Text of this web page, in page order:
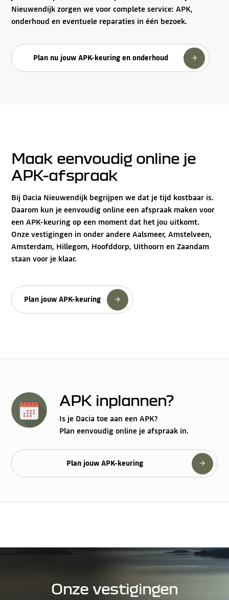
Nieuwendijk zorgen we voor complete service: APK,
onderhoud en eventuele reparaties in één bezoek.
Plan nu jouw APK-keuring en onderhoud
Maak eenvoudig online je
APK-afspraak
Bij Dacia Nieuwendijk begrijpen we dat je tijd kostbaar is.
Daarom kun je eenvoudig online een afspraak maken voor
een APK-keuring op een moment dat het jou uitkomt.
Onze vestigingen in onder andere Aalsmeer, Amstelveen,
Amsterdam, Hillegom, Hoofddorp, Uithoorn en Zaandam
staan voor je klaar.
Plan jouw APK-keuring
APK inplannen?
Is je Dacia toe aan een APK?
Plan eenvoudig online je afspraak in.
Plan jouw APK-keuring
Onze vestigingen